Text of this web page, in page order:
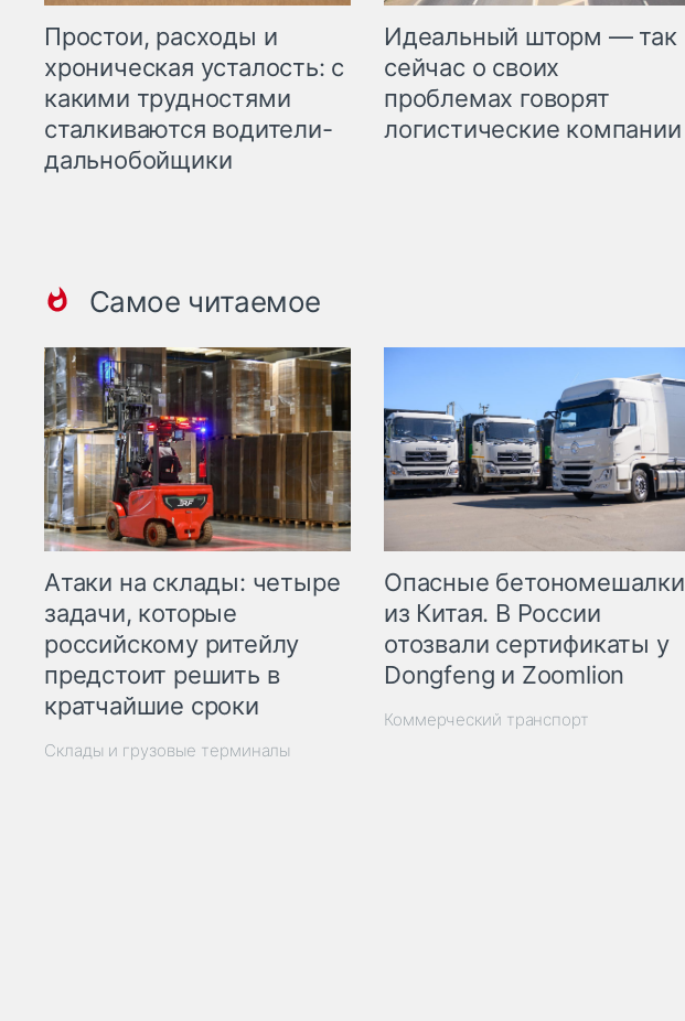
Простои, расходы и
хроническая усталость: с
какими трудностями
сталкиваются водители-
дальнобойщики
Идеальный шторм — так
сейчас о своих
проблемах говорят
логистические компании
Самое читаемое
Атаки на склады: четыре
задачи, которые
российскому ритейлу
предстоит решить в
кратчайшие сроки
Склады и грузовые терминалы
Опасные бетономешалки
из Китая. В России
отозвали сертификаты у
Dongfeng и Zoomlion
Коммерческий транспорт